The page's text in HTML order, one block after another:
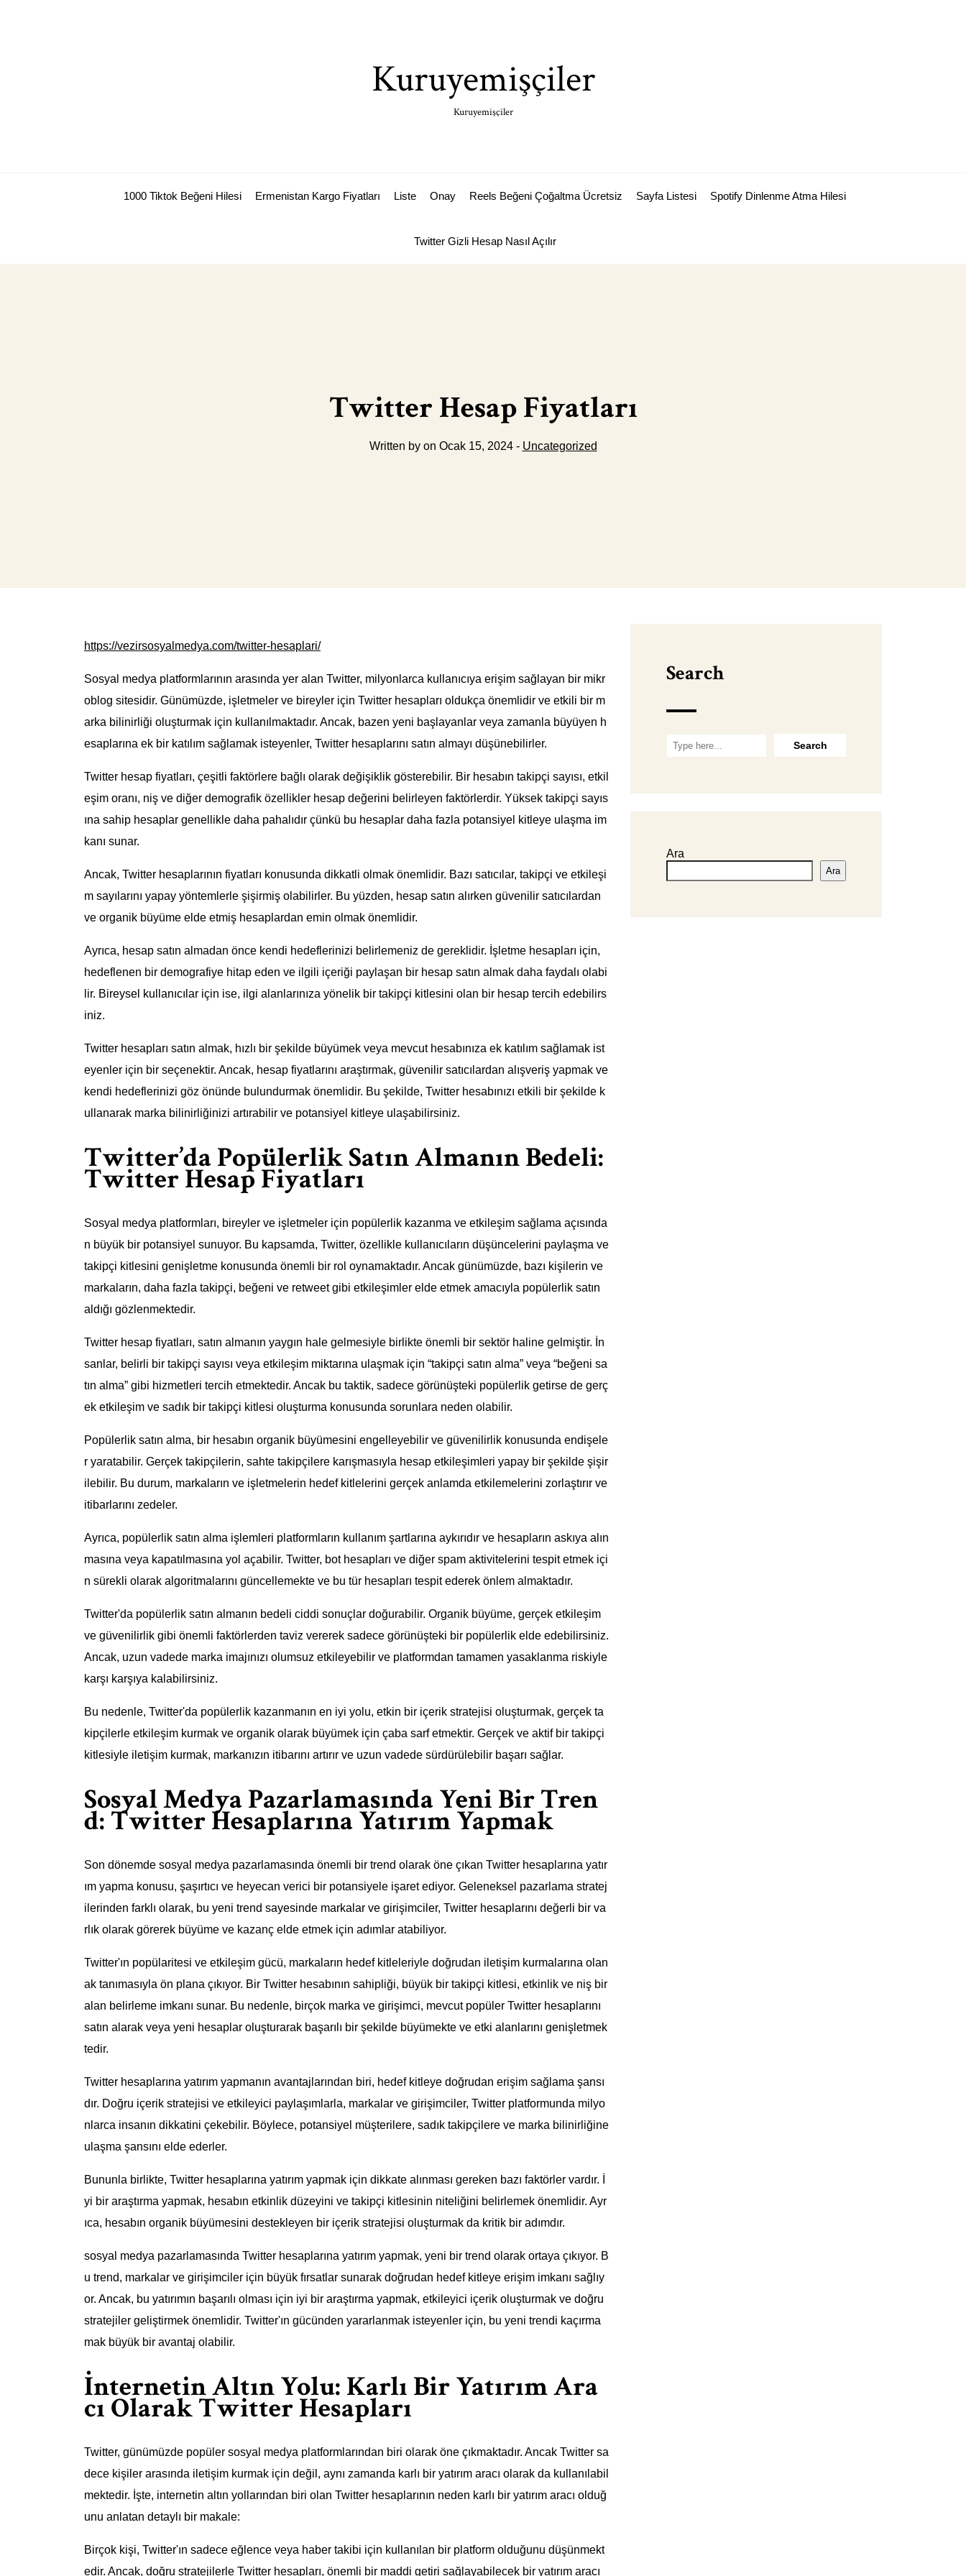
Kuruyemişçiler
Kuruyemişçiler
1000 Tiktok Beğeni Hilesi Ermenistan Kargo Fiyatları Liste Onay Reels Beğeni Çoğaltma Ücretsiz Sayfa Listesi Spotify Dinlenme Atma Hilesi
Twitter Gizli Hesap Nasıl Açılır
Twitter Hesap Fiyatları
Written by on Ocak 15, 2024 - Uncategorized
https://vezirsosyalmedya.com/twitter-hesaplari/
Sosyal medya platformlarının arasında yer alan Twitter, milyonlarca kullanıcıya erişim sağlayan bir mikr
oblog sitesidir. Günümüzde, işletmeler ve bireyler için Twitter hesapları oldukça önemlidir ve etkili bir m
arka bilinirliği oluşturmak için kullanılmaktadır. Ancak, bazen yeni başlayanlar veya zamanla büyüyen h
esaplarına ek bir katılım sağlamak isteyenler, Twitter hesaplarını satın almayı düşünebilirler.
Twitter hesap fiyatları, çeşitli faktörlere bağlı olarak değişiklik gösterebilir. Bir hesabın takipçi sayısı, etkil
eşim oranı, niş ve diğer demografik özellikler hesap değerini belirleyen faktörlerdir. Yüksek takipçi sayıs
ına sahip hesaplar genellikle daha pahalıdır çünkü bu hesaplar daha fazla potansiyel kitleye ulaşma im
kanı sunar.
Ancak, Twitter hesaplarının fiyatları konusunda dikkatli olmak önemlidir. Bazı satıcılar, takipçi ve etkileşi
m sayılarını yapay yöntemlerle şişirmiş olabilirler. Bu yüzden, hesap satın alırken güvenilir satıcılardan
ve organik büyüme elde etmiş hesaplardan emin olmak önemlidir.
Ayrıca, hesap satın almadan önce kendi hedeflerinizi belirlemeniz de gereklidir. İşletme hesapları için,
hedeflenen bir demografiye hitap eden ve ilgili içeriği paylaşan bir hesap satın almak daha faydalı olabi
lir. Bireysel kullanıcılar için ise, ilgi alanlarınıza yönelik bir takipçi kitlesini olan bir hesap tercih edebilirs
iniz.
Twitter hesapları satın almak, hızlı bir şekilde büyümek veya mevcut hesabınıza ek katılım sağlamak ist
eyenler için bir seçenektir. Ancak, hesap fiyatlarını araştırmak, güvenilir satıcılardan alışveriş yapmak ve
kendi hedeflerinizi göz önünde bulundurmak önemlidir. Bu şekilde, Twitter hesabınızı etkili bir şekilde k
ullanarak marka bilinirliğinizi artırabilir ve potansiyel kitleye ulaşabilirsiniz.
Twitter’da Popülerlik Satın Almanın Bedeli:
Twitter Hesap Fiyatları
Sosyal medya platformları, bireyler ve işletmeler için popülerlik kazanma ve etkileşim sağlama açısında
n büyük bir potansiyel sunuyor. Bu kapsamda, Twitter, özellikle kullanıcıların düşüncelerini paylaşma ve
takipçi kitlesini genişletme konusunda önemli bir rol oynamaktadır. Ancak günümüzde, bazı kişilerin ve
markaların, daha fazla takipçi, beğeni ve retweet gibi etkileşimler elde etmek amacıyla popülerlik satın
aldığı gözlenmektedir.
Twitter hesap fiyatları, satın almanın yaygın hale gelmesiyle birlikte önemli bir sektör haline gelmiştir. İn
sanlar, belirli bir takipçi sayısı veya etkileşim miktarına ulaşmak için “takipçi satın alma” veya “beğeni sa
tın alma” gibi hizmetleri tercih etmektedir. Ancak bu taktik, sadece görünüşteki popülerlik getirse de gerç
ek etkileşim ve sadık bir takipçi kitlesi oluşturma konusunda sorunlara neden olabilir.
Popülerlik satın alma, bir hesabın organik büyümesini engelleyebilir ve güvenilirlik konusunda endişele
r yaratabilir. Gerçek takipçilerin, sahte takipçilere karışmasıyla hesap etkileşimleri yapay bir şekilde şişir
ilebilir. Bu durum, markaların ve işletmelerin hedef kitlelerini gerçek anlamda etkilemelerini zorlaştırır ve
itibarlarını zedeler.
Ayrıca, popülerlik satın alma işlemleri platformların kullanım şartlarına aykırıdır ve hesapların askıya alın
masına veya kapatılmasına yol açabilir. Twitter, bot hesapları ve diğer spam aktivitelerini tespit etmek içi
n sürekli olarak algoritmalarını güncellemekte ve bu tür hesapları tespit ederek önlem almaktadır.
Twitter'da popülerlik satın almanın bedeli ciddi sonuçlar doğurabilir. Organik büyüme, gerçek etkileşim
ve güvenilirlik gibi önemli faktörlerden taviz vererek sadece görünüşteki bir popülerlik elde edebilirsiniz.
Ancak, uzun vadede marka imajınızı olumsuz etkileyebilir ve platformdan tamamen yasaklanma riskiyle
karşı karşıya kalabilirsiniz.
Bu nedenle, Twitter'da popülerlik kazanmanın en iyi yolu, etkin bir içerik stratejisi oluşturmak, gerçek ta
kipçilerle etkileşim kurmak ve organik olarak büyümek için çaba sarf etmektir. Gerçek ve aktif bir takipçi
kitlesiyle iletişim kurmak, markanızın itibarını artırır ve uzun vadede sürdürülebilir başarı sağlar.
Sosyal Medya Pazarlamasında Yeni Bir Tren
d: Twitter Hesaplarına Yatırım Yapmak
Son dönemde sosyal medya pazarlamasında önemli bir trend olarak öne çıkan Twitter hesaplarına yatır
ım yapma konusu, şaşırtıcı ve heyecan verici bir potansiyele işaret ediyor. Geleneksel pazarlama stratej
ilerinden farklı olarak, bu yeni trend sayesinde markalar ve girişimciler, Twitter hesaplarını değerli bir va
rlık olarak görerek büyüme ve kazanç elde etmek için adımlar atabiliyor.
Twitter'ın popülaritesi ve etkileşim gücü, markaların hedef kitleleriyle doğrudan iletişim kurmalarına olan
ak tanımasıyla ön plana çıkıyor. Bir Twitter hesabının sahipliği, büyük bir takipçi kitlesi, etkinlik ve niş bir
alan belirleme imkanı sunar. Bu nedenle, birçok marka ve girişimci, mevcut popüler Twitter hesaplarını
satın alarak veya yeni hesaplar oluşturarak başarılı bir şekilde büyümekte ve etki alanlarını genişletmek
tedir.
Twitter hesaplarına yatırım yapmanın avantajlarından biri, hedef kitleye doğrudan erişim sağlama şansı
dır. Doğru içerik stratejisi ve etkileyici paylaşımlarla, markalar ve girişimciler, Twitter platformunda milyo
nlarca insanın dikkatini çekebilir. Böylece, potansiyel müşterilere, sadık takipçilere ve marka bilinirliğine
ulaşma şansını elde ederler.
Bununla birlikte, Twitter hesaplarına yatırım yapmak için dikkate alınması gereken bazı faktörler vardır. İ
yi bir araştırma yapmak, hesabın etkinlik düzeyini ve takipçi kitlesinin niteliğini belirlemek önemlidir. Ayr
ıca, hesabın organik büyümesini destekleyen bir içerik stratejisi oluşturmak da kritik bir adımdır.
sosyal medya pazarlamasında Twitter hesaplarına yatırım yapmak, yeni bir trend olarak ortaya çıkıyor. B
u trend, markalar ve girişimciler için büyük fırsatlar sunarak doğrudan hedef kitleye erişim imkanı sağlıy
or. Ancak, bu yatırımın başarılı olması için iyi bir araştırma yapmak, etkileyici içerik oluşturmak ve doğru
stratejiler geliştirmek önemlidir. Twitter'ın gücünden yararlanmak isteyenler için, bu yeni trendi kaçırma
mak büyük bir avantaj olabilir.
İnternetin Altın Yolu: Karlı Bir Yatırım Ara
cı Olarak Twitter Hesapları
Twitter, günümüzde popüler sosyal medya platformlarından biri olarak öne çıkmaktadır. Ancak Twitter sa
dece kişiler arasında iletişim kurmak için değil, aynı zamanda karlı bir yatırım aracı olarak da kullanılabil
mektedir. İşte, internetin altın yollarından biri olan Twitter hesaplarının neden karlı bir yatırım aracı olduğ
unu anlatan detaylı bir makale:
Birçok kişi, Twitter'ın sadece eğlence veya haber takibi için kullanılan bir platform olduğunu düşünmekt
edir. Ancak, doğru stratejilerle Twitter hesapları, önemli bir maddi getiri sağlayabilecek bir yatırım aracı
Search
Ara
Ara